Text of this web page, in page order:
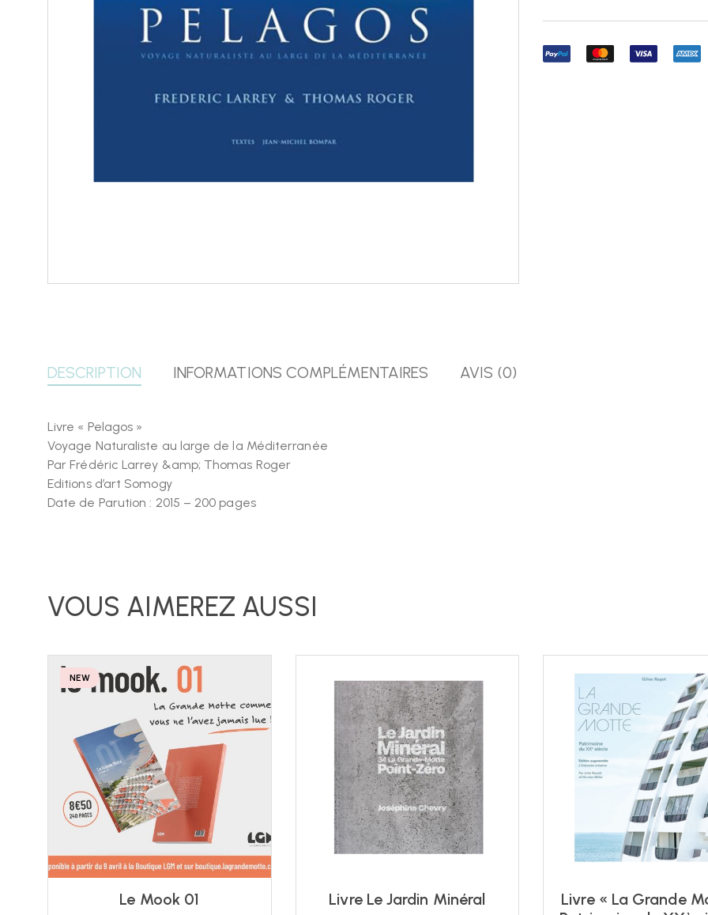
DESCRIPTION INFORMATIONS COMPLÉMENTAIRES AVIS (0)
Livre « Pelagos »
Voyage Naturaliste au large de la Méditerranée
Par Frédéric Larrey &amp; Thomas Roger
Editions d’art Somogy
Date de Parution : 2015 – 200 pages
NEW
Le Mook 01
Livre Le Jardin Minéral
Livre « La Grande